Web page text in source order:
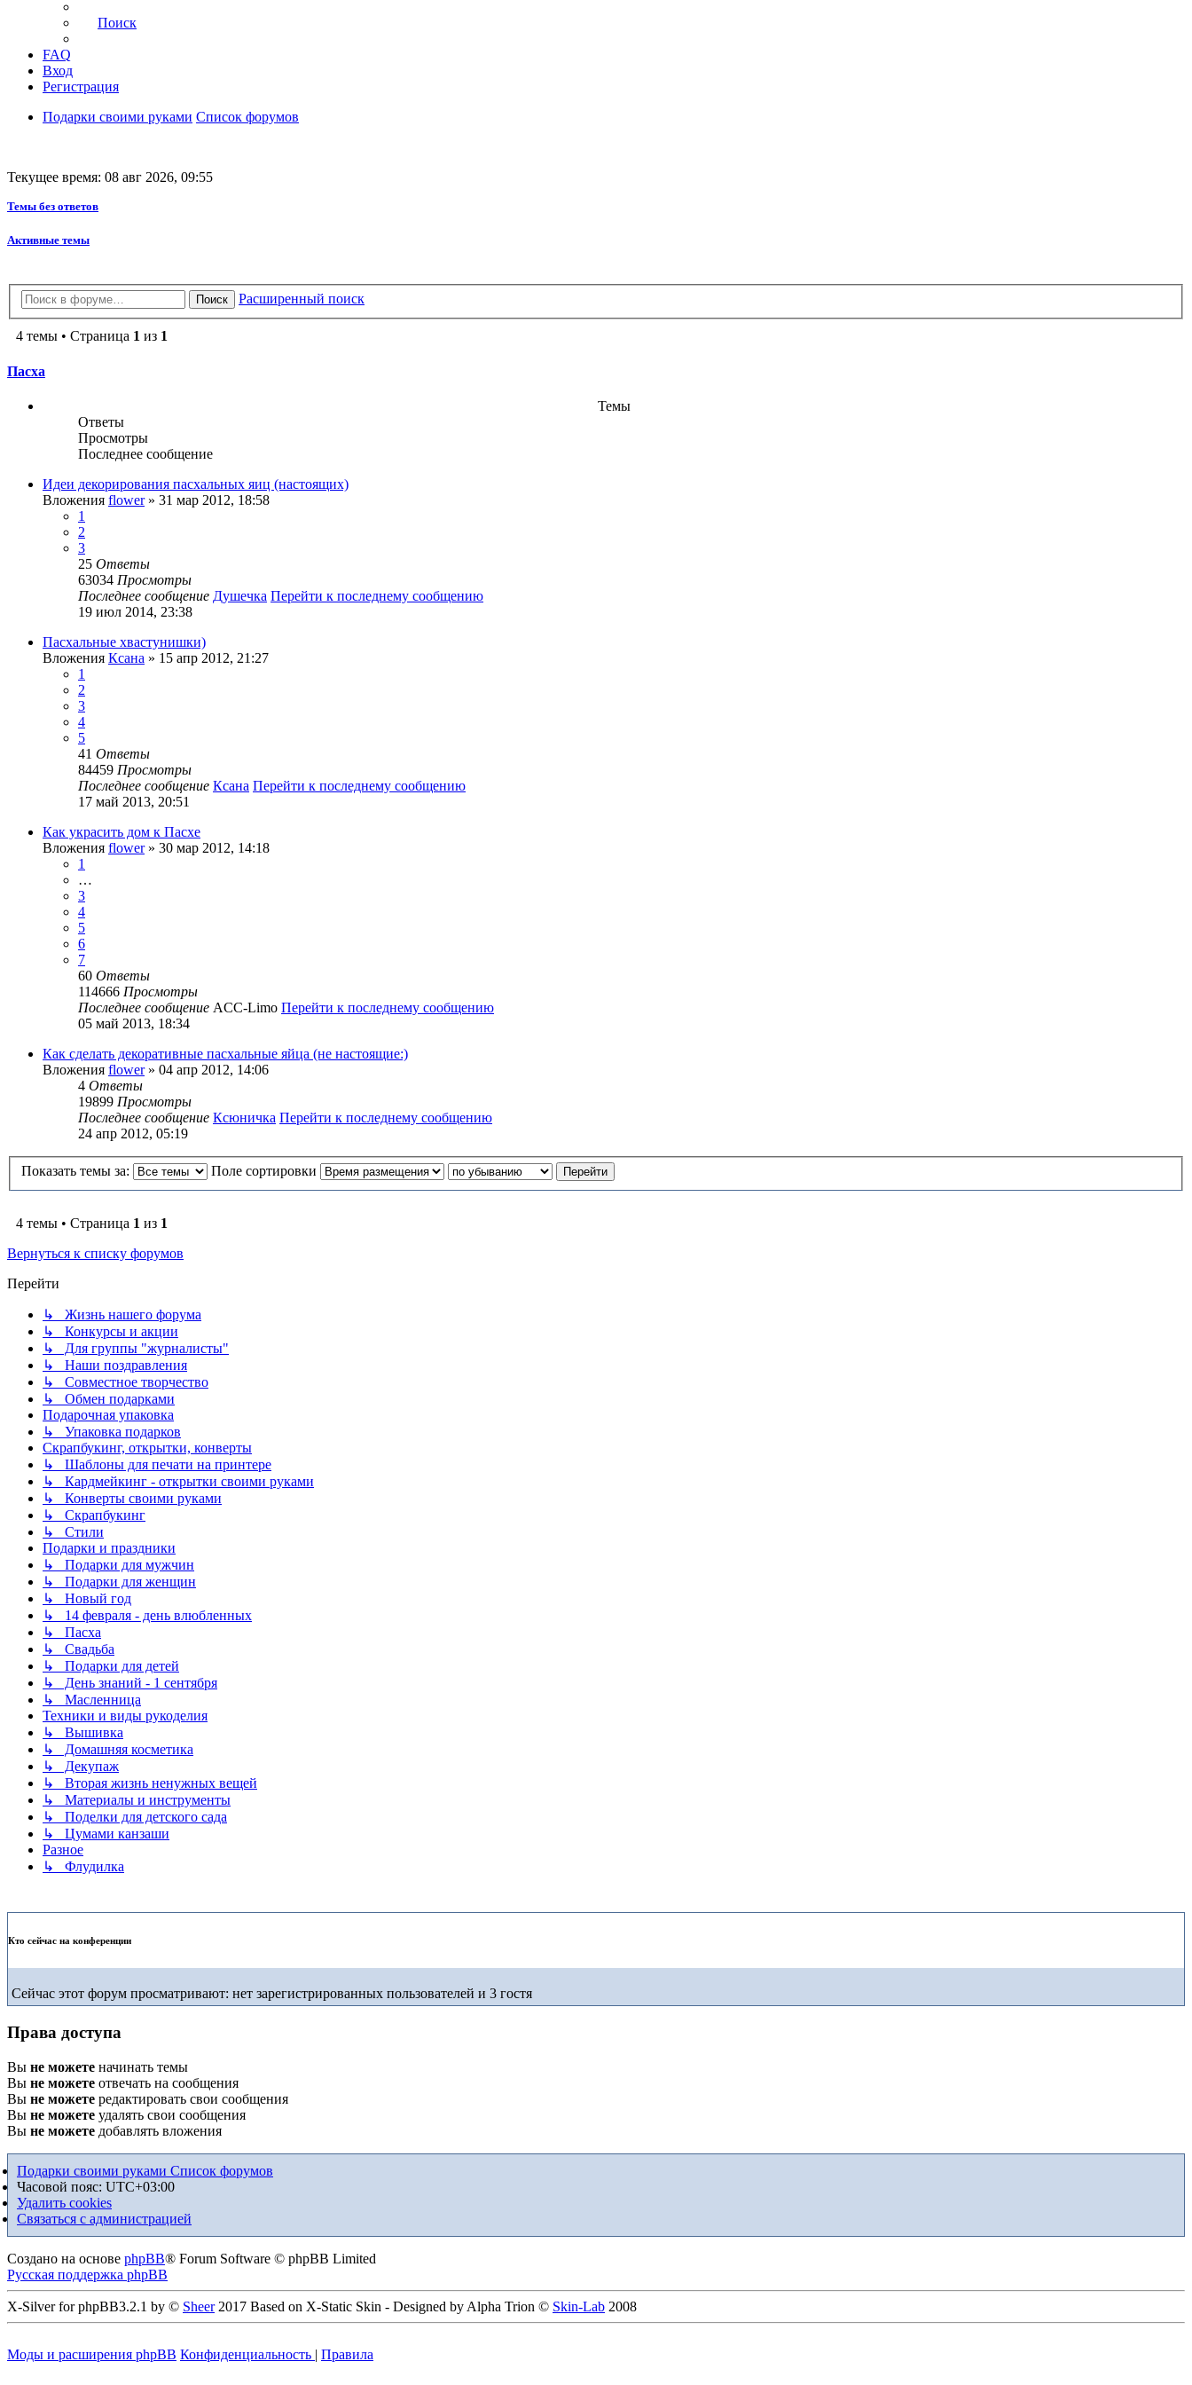
Поиск
FAQ
Вход
Регистрация
Подарки своими руками Список форумов
Текущее время: 08 авг 2026, 09:55
Темы без ответов
Активные темы
Поиск Расширенный поиск
4 темы • Страница 1 из 1
Пасха
Темы
Ответы
Просмотры
Последнее сообщение
Идеи декорирования пасхальных яиц (настоящих)
Вложения flower» 31 мар 2012, 18:58
1
2
3
25 Ответы
63034 Просмотры
Последнее сообщение Душечка Перейти к последнему сообщению
19 июл 2014, 23:38
Пасхальные хвастунишки)
Вложения Ксана » 15 апр 2012, 21:27
1
2
3
4
5
41 Ответы
84459 Просмотры
Последнее сообщение Ксана Перейти к последнему сообщению
17 май 2013, 20:51
Как украсить дом к Пасхе
Вложения flower» 30 мар 2012, 14:18
1
…
3
4
5
6
7
60 Ответы
114666 Просмотры
Последнее сообщение ACC-Limo Перейти к последнему сообщению
05 май 2013, 18:34
Как сделать декоративные пасхальные яйца (не настоящие:)
Вложения flower» 04 апр 2012, 14:06
4 Ответы
19899 Просмотры
Последнее сообщение Ксюничка Перейти к последнему сообщению
24 апр 2012, 05:19
Показать темы за: Поле сортировки
4 темы • Страница 1 из 1
Вернуться к списку форумов
Перейти
↳ Жизнь нашего форума
↳ Конкурсы и акции
↳ Для группы "журналисты"
↳ Наши поздравления
↳ Совместное творчество
↳ Обмен подарками
Подарочная упаковка
↳ Упаковка подарков
Скрапбукинг, открытки, конверты
↳ Шаблоны для печати на принтере
↳ Кардмейкинг - открытки своими руками
↳ Конверты своими руками
↳ Скрапбукинг
↳ Стили
Подарки и праздники
↳ Подарки для мужчин
↳ Подарки для женщин
↳ Новый год
↳ 14 февраля - день влюбленных
↳ Пасха
↳ Свадьба
↳ Подарки для детей
↳ День знаний - 1 сентября
↳ Масленница
Техники и виды рукоделия
↳ Вышивка
↳ Домашняя косметика
↳ Декупаж
↳ Вторая жизнь ненужных вещей
↳ Материалы и инструменты
↳ Поделки для детского сада
↳ Цумами канзаши
Разное
↳ Флудилка
Кто сейчас на конференции
Сейчас этот форум просматривают: нет зарегистрированных пользователей и 3 гостя
Права доступа
Вы не можете начинать темы
Вы не можете отвечать на сообщения
Вы не можете редактировать свои сообщения
Вы не можете удалять свои сообщения
Вы не можете добавлять вложения
Подарки своими руками Список форумов
Часовой пояс: UTC+03:00
Удалить cookies
Связаться с администрацией
Создано на основе phpBB® Forum Software © phpBB Limited
Русская поддержка phpBB
X-Silver for phpBB3.2.1 by © Sheer2017 Based on X-Static Skin - Designed by Alpha Trion © Skin-Lab 2008
Моды и расширения phpBB Конфиденциальность | Правила